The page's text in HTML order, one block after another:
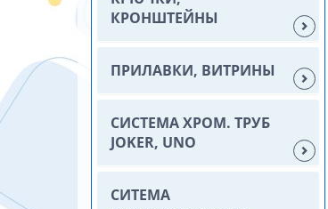
КРОНШТЕЙНЫ
ПРИЛАВКИ, ВИТРИНЫ
СИСТЕМА ХРОМ. ТРУБ
JOKER, UNO
СИТЕМА